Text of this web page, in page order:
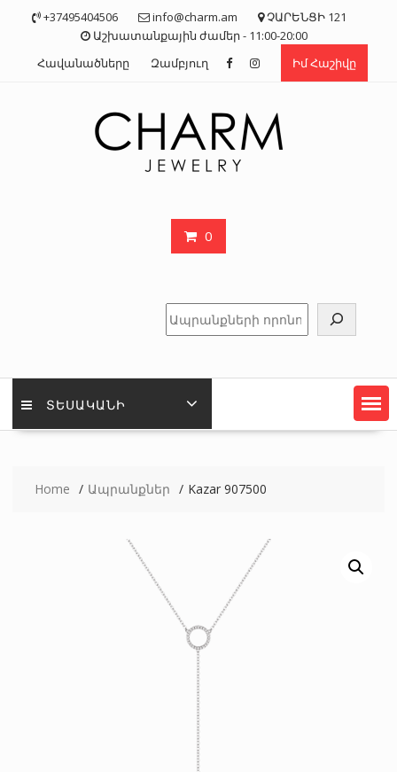
+37495404506 info@charm.am
ՉԱՐԵՆՑԻ 121
Աշխատանքային ժամեր - 11:00-20:00
Հավանածները
Զամբյուղ Իմ Հաշիվը
0
Որոնել
ՏԵՍԱԿԱՆԻ
Home Ապրանքներ Kazar 907500